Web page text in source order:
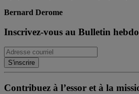
Bernard Derome
Inscrivez-vous au Bulletin
Contribuez à l’essor et à la